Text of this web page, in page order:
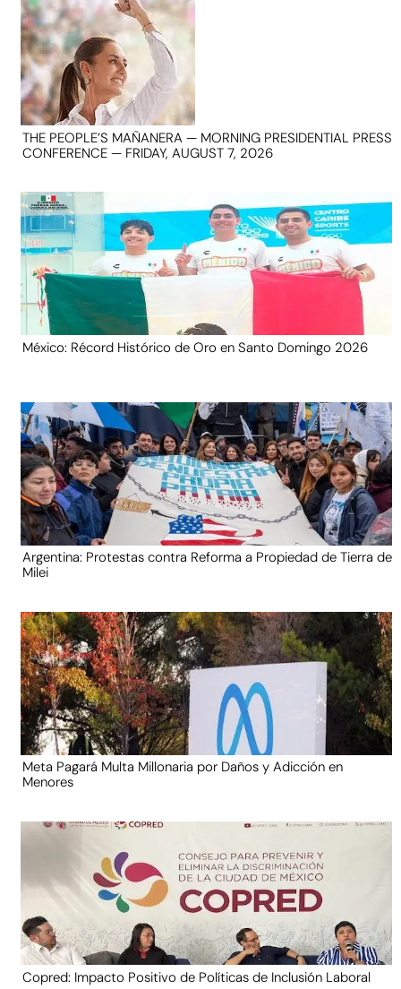
THE PEOPLE’S MAÑANERA — MORNING PRESIDENTIAL PRESS
CONFERENCE — FRIDAY, AUGUST 7, 2026
México: Récord Histórico de Oro en Santo Domingo 2026
Argentina: Protestas contra Reforma a Propiedad de Tierra de
Milei
Meta Pagará Multa Millonaria por Daños y Adicción en
Menores
Copred: Impacto Positivo de Políticas de Inclusión Laboral